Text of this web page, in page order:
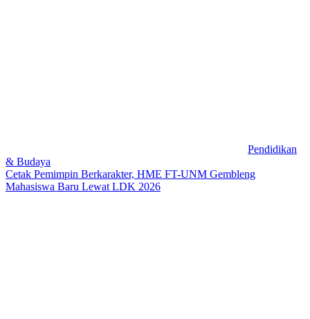
Pendidikan
& Budaya
Cetak Pemimpin Berkarakter, HME FT-UNM Gembleng
Mahasiswa Baru Lewat LDK 2026